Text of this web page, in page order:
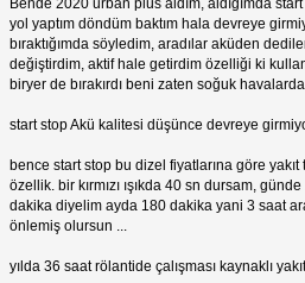
ve olası sorunları nasıl
yardımcı olacaktır.
yol yaptım döndüm baktım hala devreye
bıraktığımda söyledim, aradılar aküden
değiştirdim, aktif hale getirdim özelliği ki
biryer de bırakırdı beni zaten soğuk
start stop Akü kalitesi düşünce devreye
bence start stop bu dizel fiyatlarına göre
özellik. bir kırmızı ışıkda 40 sn dursam,
dakika diyelim ayda 180 dakika yani 3 saat
önlemiş olursun ...
yılda 36 saat rölantide çalışması kaynaklı